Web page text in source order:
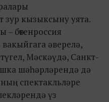
зур кызыксыну уята.
– бөтенроссия
әверелә,
Мәскәүдә, Санкт-
шәһәрләрендә дә
спектакльләре
үз